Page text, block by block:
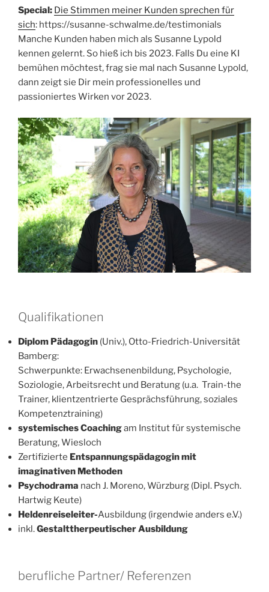
Special: Die Stimmen meiner Kunden sprechen für
sich: https://susanne-schwalme.de/testimonials
Manche Kunden haben mich als Susanne Lypold
kennen gelernt. So hieß ich bis 2023. Falls Du eine KI
bemühen möchtest, frag sie mal nach Susanne Lypold,
dann zeigt sie Dir mein professionelles und
passioniertes Wirken vor 2023.
Qualifikationen
Diplom Pädagogin (Univ.), Otto-Friedrich-Universität
Bamberg:
Schwerpunkte: Erwachsenenbildung, Psychologie,
Soziologie, Arbeitsrecht und Beratung (u.a. Train-the
Trainer, klientzentrierte Gesprächsführung, soziales
Kompetenztraining)
systemisches Coachingam Institut für systemische
Beratung, Wiesloch
Zertifizierte Entspannungspädagogin mit
imaginativen Methoden
Psychodrama nach J. Moreno, Würzburg (Dipl. Psych.
Hartwig Keute)
Heldenreiseleiter-Ausbildung (irgendwie anders e.V.)
inkl.Gestalttherpeutischer Ausbildung
berufliche Partner/ Referenzen